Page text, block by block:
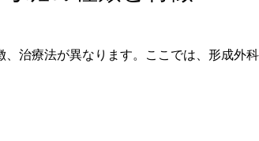
治療法が異なります。ここでは、形成外